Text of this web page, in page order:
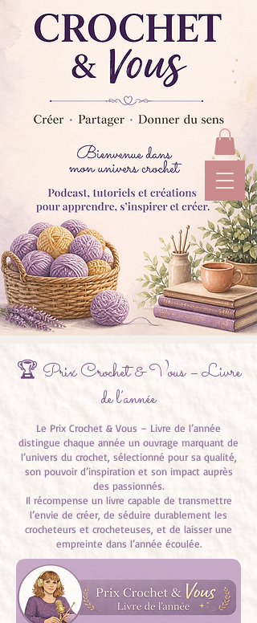
🏆 Prix Crochet & Vous – Livre
de l’année
Le Prix Crochet & Vous – Livre de l’année
distingue chaque année un ouvrage marquant de
l’univers du crochet, sélectionné pour sa qualité,
son pouvoir d’inspiration et son impact auprès
des passionnés.
Il récompense un livre capable de transmettre
l’envie de créer, de séduire durablement les
crocheteurs et crocheteuses, et de laisser une
empreinte dans l’année écoulée.